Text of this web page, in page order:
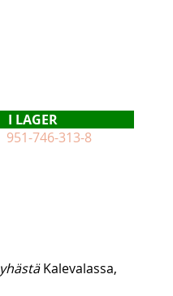
I LAGER
951-746-313-8
Kalevalassa,